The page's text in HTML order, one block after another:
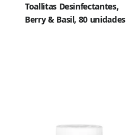
Toallitas Desinfectantes,
Berry & Basil, 80 unidades